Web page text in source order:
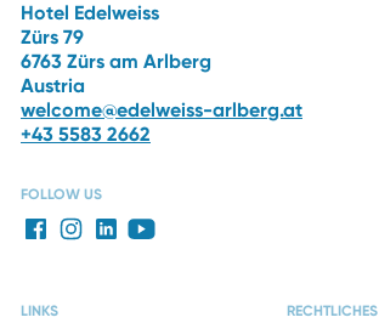
Hotel Edelweiss
Zürs 79
6763 Zürs am Arlberg
Austria
welcome@edelweiss-arlberg.at
+43 5583 2662
FOLLOW US
LINKS RECHTLICHES